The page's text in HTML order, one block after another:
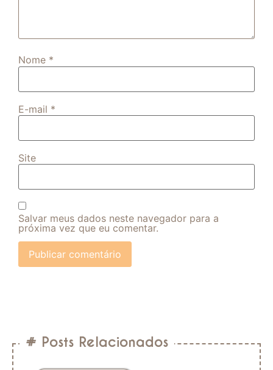
Nome *
E-mail *
Site
Salvar meus dados neste navegador para a
próxima vez que eu comentar.
# Posts Relacionados